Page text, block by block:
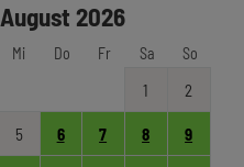
Mi Do Fr Sa So
August 2026
1 2
5 6 7 8 9